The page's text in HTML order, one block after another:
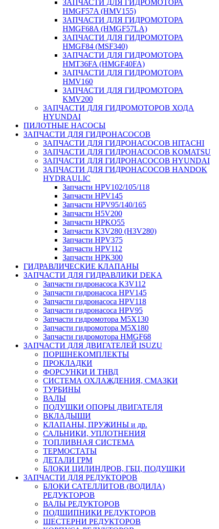
ЗАПЧАСТИ ДЛЯ ГИДРОМОТОРА
HMGF57A (HMV155)
ЗАПЧАСТИ ДЛЯ ГИДРОМОТОРА
HMGF68A (HMGF57LA)
ЗАПЧАСТИ ДЛЯ ГИДРОМОТОРА
HMGF84 (MSF340)
ЗАПЧАСТИ ДЛЯ ГИДРОМОТОРА
HMT36FA (HMGF40FA)
ЗАПЧАСТИ ДЛЯ ГИДРОМОТОРА
HMV160
ЗАПЧАСТИ ДЛЯ ГИДРОМОТОРА
KMV200
ЗАПЧАСТИ ДЛЯ ГИДРОМОТОРОВ ХОДА
HYUNDAI
ПИЛОТНЫЕ НАСОСЫ
ЗАПЧАСТИ ДЛЯ ГИДРОНАСОСОВ
ЗАПЧАСТИ ДЛЯ ГИДРОНАСОСОВ HITACHI
ЗАПЧАСТИ ДЛЯ ГИДРОНАСОСОВ KOMATSU
ЗАПЧАСТИ ДЛЯ ГИДРОНАСОСОВ HYUNDAI
ЗАПЧАСТИ ДЛЯ ГИДРОНАСОСОВ HANDOK
HYDRAULIC
Запчасти HPV102/105/118
Запчасти HPV145
Запчасти HPV95/140/165
Запчасти H5V200
Запчасти HPKO55
Запчасти K3V280 (H3V280)
Запчасти HPV375
Запчасти HPV112
Запчасти HPK300
ГИДРАВЛИЧЕСКИЕ КЛАПАНЫ
ЗАПЧАСТИ ДЛЯ ГИДРАВЛИКИ DEKA
Запчасти гидронасоса K3V112
Запчасти гидронасоса HPV145
Запчасти гидронасоса HPV118
Запчасти гидронасоса HPV95
Запчасти гидромотора M5X130
Запчасти гидромотора M5X180
Запчасти гидромотора HMGF68
ЗАПЧАСТИ ДЛЯ ДВИГАТЕЛЕЙ ISUZU
ПОРШНЕКОМПЛЕКТЫ
ПРОКЛАДКИ
ФОРСУНКИ И ТНВД
СИСТЕМА ОХЛАЖДЕНИЯ, СМАЗКИ
ТУРБИНЫ
ВАЛЫ
ПОДУШКИ ОПОРЫ ДВИГАТЕЛЯ
ВКЛАДЫШИ
КЛАПАНЫ, ПРУЖИНЫ и др.
САЛЬНИКИ, УПЛОТНЕНИЯ
ТОПЛИВНАЯ СИСТЕМА
ТЕРМОСТАТЫ
ДЕТАЛИ ГРМ
БЛОКИ ЦИЛИНДРОВ, ГБЦ, ПОДУШКИ
ЗАПЧАСТИ ДЛЯ РЕДУКТОРОВ
БЛОКИ САТЕЛЛИТОВ (ВОДИЛА)
РЕДУКТОРОВ
ВАЛЫ РЕДУКТОРОВ
ПОДШИПНИКИ РЕДУКТОРОВ
ШЕСТЕРНИ РЕДУКТОРОВ